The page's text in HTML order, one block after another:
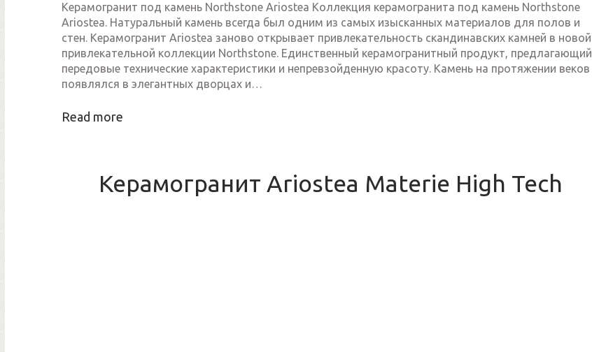
Керамогранит под камень Northstone Ariostea Коллекция керамогранита под камень Northstone
Ariostea. Натуральный камень всегда был одним из самых изысканных материалов для полов и
стен. Керамогранит Ariostea заново открывает привлекательность скандинавских камней в новой
привлекательной коллекции Northstone. Единственный керамогранитный продукт, предлагающий
передовые технические характеристики и непревзойденную красоту. Камень на протяжении веков
появлялся в элегантных дворцах и…
Read more
Керамогранит Ariostea Materie High Tech